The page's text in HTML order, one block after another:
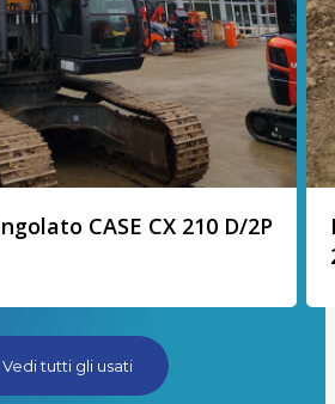
CASE CX 210 D/2P
Vedi tutti gli usati